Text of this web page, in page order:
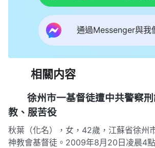
通過Messenger與我
相關内容
徐州市一基督徒遭中共警察
教、服苦役
秋葉（化名），女，42歲，江蘇省徐州
神教會基督徒。2009年8月20日凌晨4